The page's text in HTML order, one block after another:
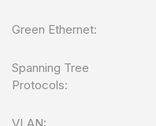
Green Ethernet:
Spanning Tree
Protocols: